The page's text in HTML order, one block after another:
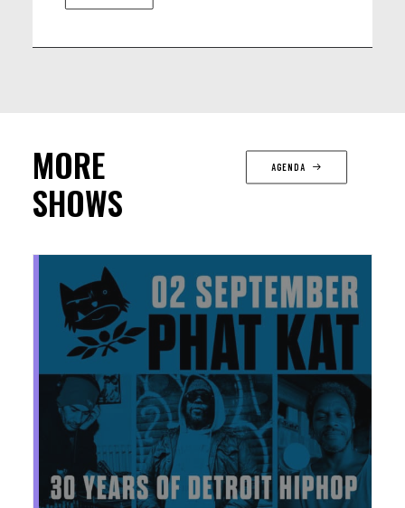
MORE
SHOWS
AGENDA